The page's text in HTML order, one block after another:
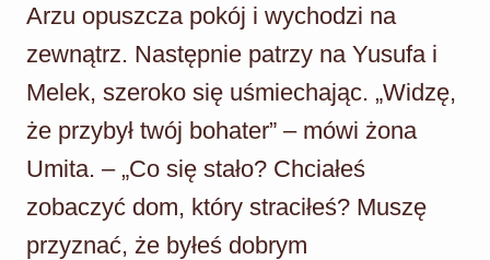
Arzu opuszcza pokój i wychodzi na
zewnątrz. Następnie patrzy na Yusufa i
Melek, szeroko się uśmiechając. „Widzę,
że przybył twój bohater” – mówi żona
Umita. – „Co się stało? Chciałeś
zobaczyć dom, który straciłeś? Muszę
przyznać, że byłeś dobrym